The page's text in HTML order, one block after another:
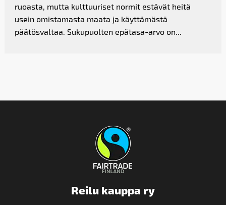
ruoasta, mutta kulttuuriset normit estävät heitä
usein omistamasta maata ja käyttämästä
päätösvaltaa. Sukupuolten epätasa-arvo on...
Reilu kauppa ry